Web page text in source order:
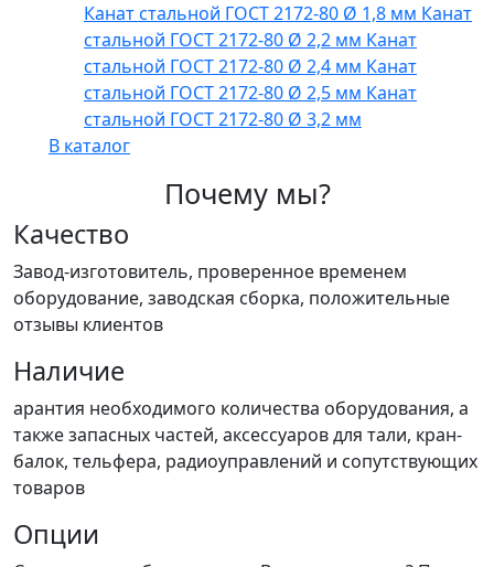
Канат стальной ГОСТ 2172-80 Ø 1,8 мм Канат
стальной ГОСТ 2172-80 Ø 2,2 мм Канат
стальной ГОСТ 2172-80 Ø 2,4 мм Канат
стальной ГОСТ 2172-80 Ø 2,5 мм Канат
стальной ГОСТ 2172-80 Ø 3,2 мм
В каталог
Почему мы?
Качество
Завод-изготовитель, проверенное временем
оборудование, заводская сборка, положительные
отзывы клиентов
Наличие
арантия необходимого количества оборудования, а
также запасных частей, аксессуаров для тали, кран-
балок, тельфера, радиоуправлений и сопутствующих
товаров
Опции